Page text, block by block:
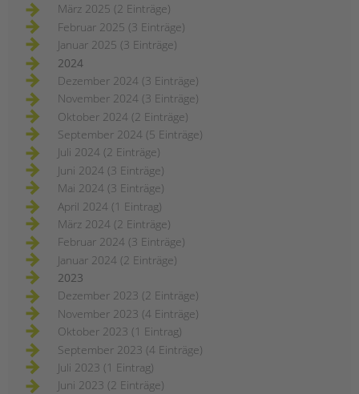
März 2025 (2 Einträge)
Februar 2025 (3 Einträge)
Januar 2025 (3 Einträge)
2024
Dezember 2024 (3 Einträge)
November 2024 (3 Einträge)
Oktober 2024 (2 Einträge)
September 2024 (5 Einträge)
Juli 2024 (2 Einträge)
Juni 2024 (3 Einträge)
Mai 2024 (3 Einträge)
April 2024 (1 Eintrag)
März 2024 (2 Einträge)
Februar 2024 (3 Einträge)
Januar 2024 (2 Einträge)
2023
Dezember 2023 (2 Einträge)
November 2023 (4 Einträge)
Oktober 2023 (1 Eintrag)
September 2023 (4 Einträge)
Juli 2023 (1 Eintrag)
Juni 2023 (2 Einträge)